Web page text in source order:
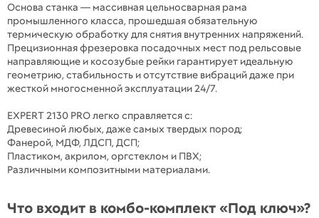
Основа станка — массивная цельносварная рама
промышленного класса, прошедшая обязательную
термическую обработку для снятия внутренних напряжений.
Прецизионная фрезеровка посадочных мест под рельсовые
направляющие и косозубые рейки гарантирует идеальную
геометрию, стабильность и отсутствие вибраций даже при
жесткой многосменной эксплуатации 24/7.
EXPERT 2130 PRO легко справляется с:
Древесиной любых, даже самых твердых пород;
Фанерой, МДФ, ЛДСП, ДСП;
Пластиком, акрилом, оргстеклом и ПВХ;
Различными композитными материалами.
Что входит в комбо-комплект «Под ключ»?